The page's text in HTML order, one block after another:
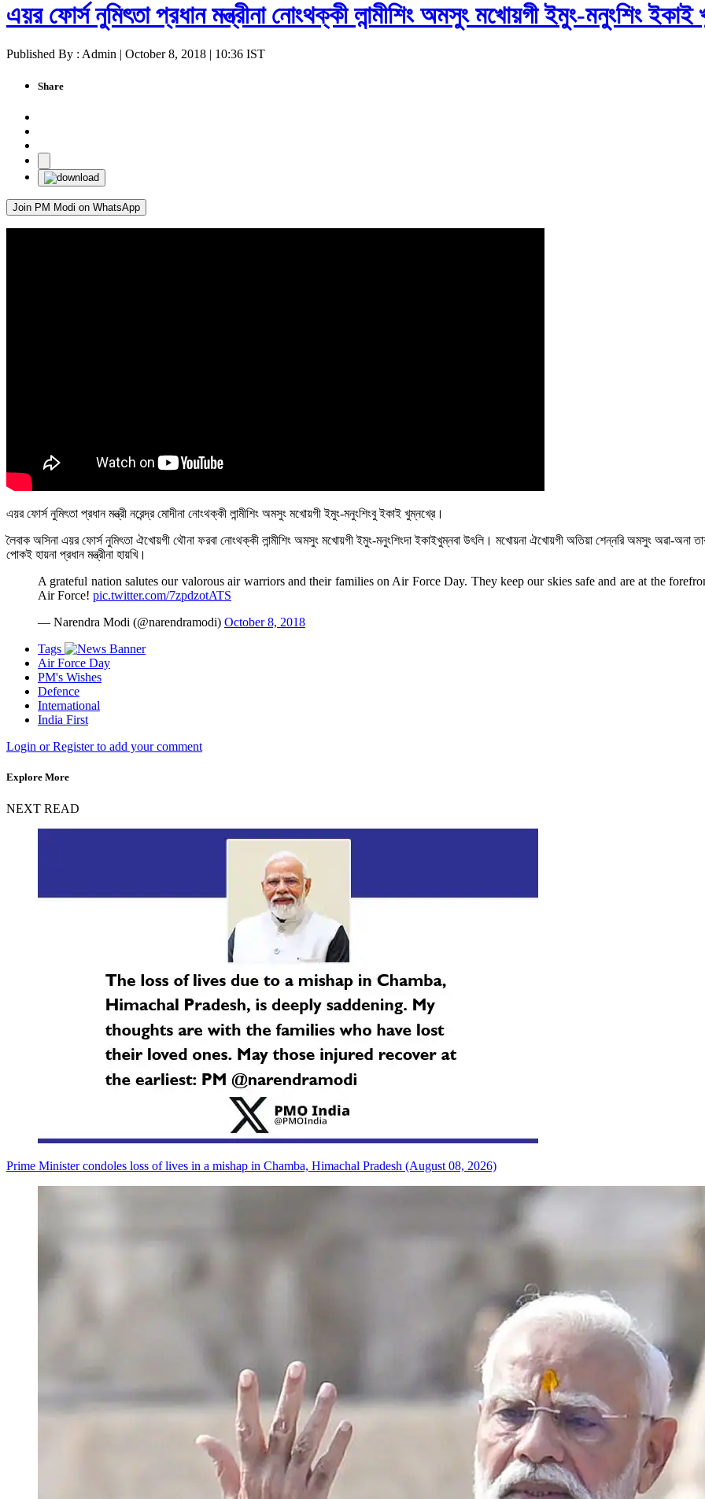
এয়র ফোর্স নুমিৎতা প্রধান মন্ত্রীনা নোংথক্কী লান্মীশিং অমসুং মখোয়গী ইমুং-মনুংশিং ইকাই
Published By : Admin | October 8, 2018 | 10:36 IST
Share
Join PM Modi on WhatsApp
এয়র ফোর্স নুমিৎতা প্রধান মন্ত্রী নরেন্দ্র মোদীনা নোংথক্কী লান্মীশিং অমসুং মখোয়গী ইমুং-মনুংশিংবু ইকাই খুম্নখ্রে।
লৈবাক অসিনা এয়র ফোর্স নুমিৎতা ঐখোয়গী থৌনা ফরবা নোংথক্কী লান্মীশিং অমসুং মখোয়গী ইমুং-মনুংশিংদা ইকাইখুম্নবা উৎলি। মখোয়না ঐখোয়গী অতিয়া শেন্নরি অমসুং অৱা-অনা
পোকই হায়না প্রধান মন্ত্রীনা হায়খি।
A grateful nation salutes our valorous air warriors and their families on Air Force Day. They keep our skies safe and are at the
Air Force! pic.twitter.com/7zpdzotATS
— Narendra Modi (@narendramodi) October 8, 2018
Tags
Air Force Day
PM's Wishes
Defence
International
India First
Login or Register to add your comment
Explore More
NEXT READ
Prime Minister condoles loss of lives in a mishap in Chamba, Himachal Pradesh (August 08, 2026)